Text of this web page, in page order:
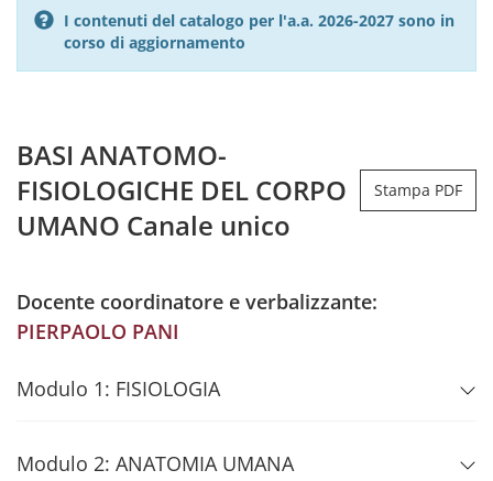
I contenuti del catalogo per l'a.a. 2026-2027 sono in
corso di aggiornamento
BASI ANATOMO-
FISIOLOGICHE DEL CORPO
UMANO Canale unico
Stampa PDF
Docente coordinatore e verbalizzante:
PIERPAOLO PANI
Modulo 1: FISIOLOGIA
Modulo 2: ANATOMIA UMANA